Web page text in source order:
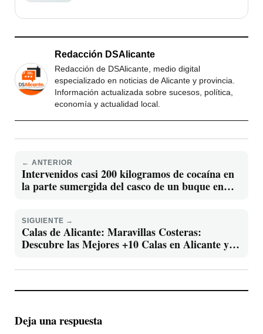
Redacción DSAlicante
Redacción de DSAlicante, medio digital
especializado en noticias de Alicante y provincia.
Información actualizada sobre sucesos, política,
economía y actualidad local.
← ANTERIOR
Intervenidos casi 200 kilogramos de cocaína en
la parte sumergida del casco de un buque en
SIGUIENTE →
Calas de Alicante: Maravillas Costeras:
Descubre las Mejores +10 Calas en Alicante y
Deja una respuesta